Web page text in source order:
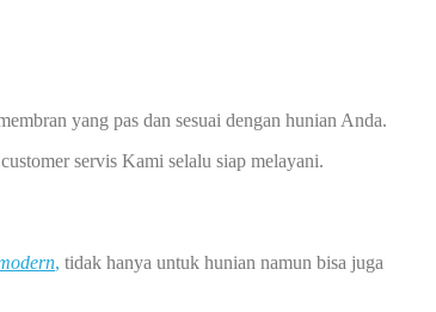
yang pas dan sesuai dengan hunian Anda.
servis Kami selalu siap melayani.
, tidak hanya untuk hunian namun bisa juga